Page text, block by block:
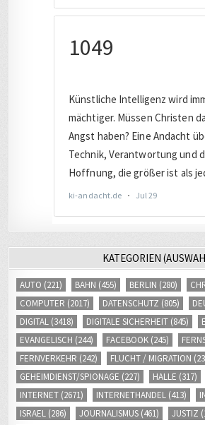
KATEGORIEN
AUTO (221) BAHN (455) BERLIN (280)
COMPUTER (2017) DATENSCHUTZ (805)
DIGITAL (3418) DIGITALE SICHERHEIT (845)
EVANGELISCH (244) FACEBOOK (245)
FERNVERKEHR (242) FLUCHT / MIGRATION
GEHEIMDIENST/SPIONAGE (227) HALLE (317)
INTERNET (2671) INTERNETHANDEL (413)
ISRAEL (286) JOURNALISMUS (461) JUSTIZ